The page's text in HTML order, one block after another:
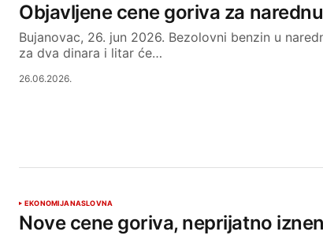
Objavljene cene goriva za
Bujanovac, 26. jun 2026. Bezolovni benzin u
za dva dinara i litar će…
26.06.2026.
EKONOMIJANASLOVNA
Nove cene goriva, neprijatno